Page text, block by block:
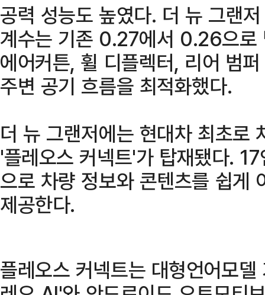
공력 성능도 높였다. 더 뉴 그랜
계수는 기존 0.27에서 0.26으로
에어커튼, 휠 디플렉터, 리어 범
주변 공기 흐름을 최적화했다.
더 뉴 그랜저에는 현대차 최초로
'플레오스 커넥트'가 탑재됐다.
으로 차량 정보와 콘텐츠를 쉽게
제공한다.
플레오스 커넥트는 대형언어모